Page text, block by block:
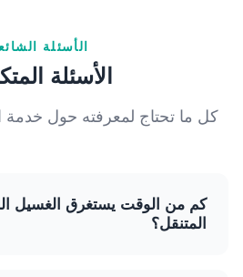
الأسئلة
الأسئلة
كل ما تحتاج لمعرفته حول خدمة
كم من الوقت يستغرق الغسيل
المتنقل؟